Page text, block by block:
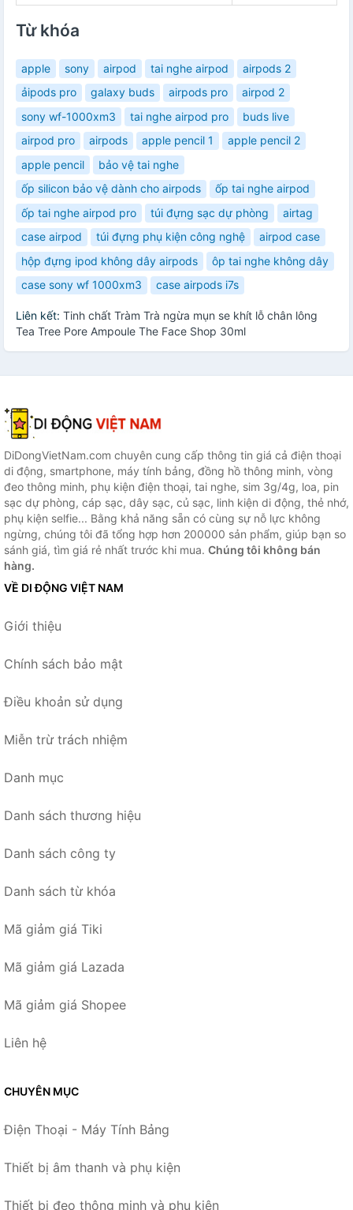
Từ khóa
apple sony airpod tai nghe airpod
airpods 2
ảipods pro
galaxy buds airpods pro
airpod 2
sony wf-1000xm3
tai nghe airpod pro
buds live
airpod pro
airpods apple pencil 1
apple pencil 2
apple pencil
bảo vệ tai nghe
ốp silicon bảo vệ dành cho airpods
ốp tai nghe airpod
ốp tai nghe airpod pro
túi đựng sạc dự phòng
airtag
case airpod
túi đựng phụ kiện công nghệ
airpod case
hộp đựng ipod không dây airpods
ôp tai nghe không dây
case sony wf 1000xm3
case airpods i7s
Liên kết: Tinh chất Tràm Trà ngừa mụn se khít lỗ chân lông
Tea Tree Pore Ampoule The Face Shop 30ml
DiDongVietNam.com chuyên cung cấp thông tin giá cả điện thoại
di động, smartphone, máy tính bảng, đồng hồ thông minh, vòng
đeo thông minh, phụ kiện điện thoại, tai nghe, sim 3g/4g, loa, pin
sạc dự phòng, cáp sạc, dây sạc, củ sạc, linh kiện di động, thẻ nhớ,
phụ kiện selfie... Bằng khả năng sẵn có cùng sự nỗ lực không
ngừng, chúng tôi đã tổng hợp hơn 200000 sản phẩm, giúp bạn so
sánh giá, tìm giá rẻ nhất trước khi mua. Chúng tôi không bán
hàng.
VỀ DI ĐỘNG VIỆT NAM
Giới thiệu
Chính sách bảo mật
Điều khoản sử dụng
Miễn trừ trách nhiệm
Danh mục
Danh sách thương hiệu
Danh sách công ty
Danh sách từ khóa
Mã giảm giá Tiki
Mã giảm giá Lazada
Mã giảm giá Shopee
Liên hệ
CHUYÊN MỤC
Điện Thoại - Máy Tính Bảng
Thiết bị âm thanh và phụ kiện
Thiết bị đeo thông minh và phụ kiện